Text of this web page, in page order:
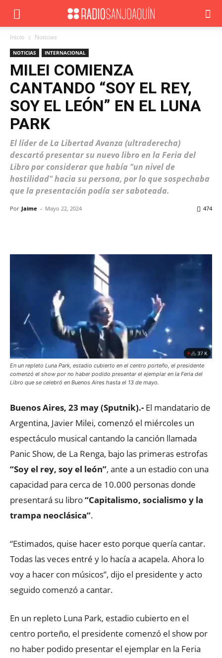
Inicio Noticias
NOTICIAS INTERNACIONAL
MILEI COMIENZA
CANTANDO “SOY EL REY,
SOY EL LEÓN” EN EL LUNA
PARK
El líder de La Libertad Avanza (ultraderecha)
descartó presentar su nuevo libro en la Feria del
Libro por considerar que había "un nivel de
hostilidad" hacia su persona, por lo que sospechaba
que la presentación podía ser saboteada.
Por Jaime - Mayo 22, 2024 474
En un repleto Luna Park, estadio cubierto en el centro porteño, el presidente
comenzó el show por no haber podido presentar el ejemplar en la Feria del
Libro que se celebró en Buenos Aires hasta el 13 de mayo.
Buenos Aires, 23 may (Sputnik).- El mandatario de
Argentina, Javier Milei, comenzó el miércoles un
espectáculo musical cantando la canción llamada
Panic Show, de La Renga, bajo las primeras estrofas
“Soy el rey, soy el león”, ante a un estadio con una
capacidad para cerca de 10.000 personas donde
presentará su libro“Capitalismo, socialismo y la
trampa neoclásica”.
“Estimados, quise hacer esto porque quería cantar.
Todas las veces entré y lo hacía a acapela. Ahora lo
voy a hacer con músicos”, dijo el presidente y acto
seguido comenzó a cantar.
En un repleto Luna Park, estadio cubierto en el
centro porteño, el presidente comenzó el show por
no haber podido presentar el ejemplar en la Feria